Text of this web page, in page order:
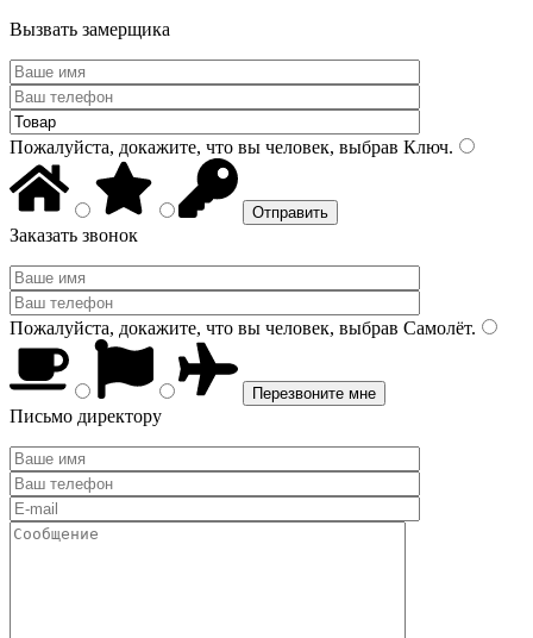
Вызвать замерщика
Пожалуйста, докажите, что вы человек, выбрав Ключ.
Заказать звонок
Пожалуйста, докажите, что вы человек, выбрав Самолёт.
Письмо директору